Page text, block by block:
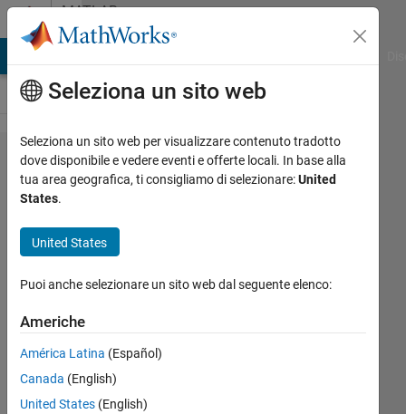
Vai al contenutoMATLAB
Answers
I have
some
that
to .mex
and to
C++ fine
in
R2018a,
Seleziona un sito web
Seleziona un sito web per visualizzare contenuto tradotto
dove disponibile e vedere eventi e offerte locali. In base alla
tua area geografica, ti consigliamo di selezionare:United
States.
United States
Puoi anche selezionare un sito web dal seguente elenco:
Americhe
América Latina (Español)
Canada (English)
United States (English)